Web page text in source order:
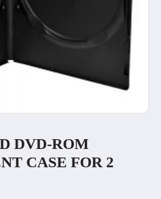
DVD-ROM
CASE FOR 2